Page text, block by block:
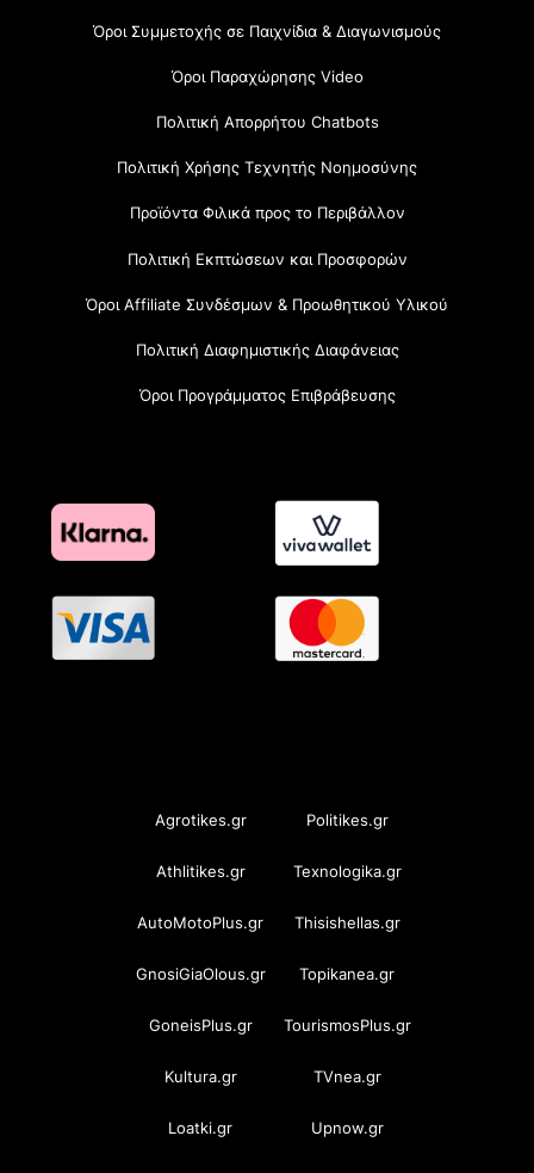
Όροι Συμμετοχής σε Παιχνίδια & Διαγωνισμούς
Όροι Παραχώρησης Video
Πολιτική Απορρήτου Chatbots
Πολιτική Χρήσης Τεχνητής Νοημοσύνης
Προϊόντα Φιλικά προς το Περιβάλλον
Πολιτική Εκπτώσεων και Προσφορών
Όροι Affiliate Συνδέσμων & Προωθητικού Υλικού
Πολιτική Διαφημιστικής Διαφάνειας
Όροι Προγράμματος Επιβράβευσης
Agrotikes.gr Politikes.gr
Athlitikes.gr Texnologika.gr
AutoMotoPlus.gr Thisishellas.gr
GnosiGiaOlous.gr Topikanea.gr
GoneisPlus.gr TourismosPlus.gr
Kultura.gr TVnea.gr
Loatki.gr Upnow.gr